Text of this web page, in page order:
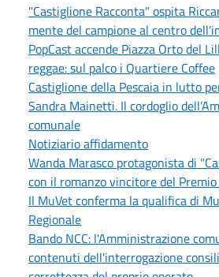
"Castiglione Racconta" ospita
mente del campione al centro
PopCast accende Piazza Orto del
reggae: sul palco i Quartiere Coffee
Castiglione della Pescaia in lutto
Sandra Mainetti. Il cordoglio
comunale
Notiziario affidamento
Wanda Marasco protagonista di
con il romanzo vincitore del
Il MuVet conferma la qualifica di
Regionale
Bando NCC: l'Amministrazione
contenuti dell'interrogazione